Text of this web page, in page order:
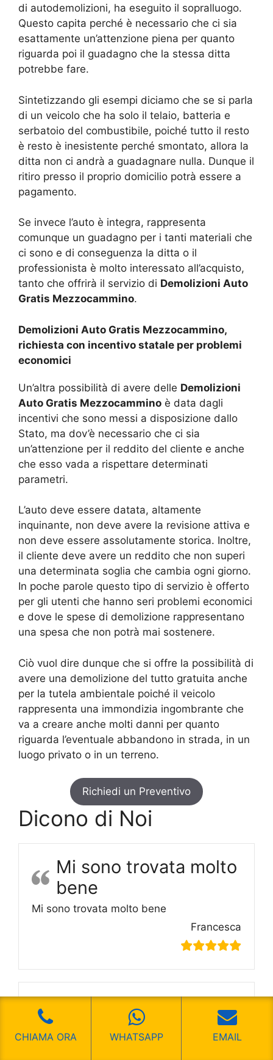
di autodemolizioni, ha eseguito il sopralluogo.
Questo capita perché è necessario che ci sia
esattamente un’attenzione piena per quanto
riguarda poi il guadagno che la stessa ditta
potrebbe fare.
Sintetizzando gli esempi diciamo che se si parla
di un veicolo che ha solo il telaio, batteria e
serbatoio del combustibile, poiché tutto il resto
è resto è inesistente perché smontato, allora la
ditta non ci andrà a guadagnare nulla. Dunque il
ritiro presso il proprio domicilio potrà essere a
pagamento.
Se invece l’auto è integra, rappresenta
comunque un guadagno per i tanti materiali che
ci sono e di conseguenza la ditta o il
professionista è molto interessato all’acquisto,
tanto che offrirà il servizio di Demolizioni Auto
Gratis Mezzocammino.
Demolizioni Auto Gratis Mezzocammino,
richiesta con incentivo statale per problemi
economici
Un’altra possibilità di avere delle Demolizioni
Auto Gratis Mezzocammino è data dagli
incentivi che sono messi a disposizione dallo
Stato, ma dov’è necessario che ci sia
un’attenzione per il reddito del cliente e anche
che esso vada a rispettare determinati
parametri.
L’auto deve essere datata, altamente
inquinante, non deve avere la revisione attiva e
non deve essere assolutamente storica. Inoltre,
il cliente deve avere un reddito che non superi
una determinata soglia che cambia ogni giorno.
In poche parole questo tipo di servizio è offerto
per gli utenti che hanno seri problemi economici
e dove le spese di demolizione rappresentano
una spesa che non potrà mai sostenere.
Ciò vuol dire dunque che si offre la possibilità di
avere una demolizione del tutto gratuita anche
per la tutela ambientale poiché il veicolo
rappresenta una immondizia ingombrante che
va a creare anche molti danni per quanto
riguarda l’eventuale abbandono in strada, in un
luogo privato o in un terreno.
Richiedi un Preventivo
Dicono di Noi
Mi sono trovata molto
bene
Mi sono trovata molto bene
Francesca
Un ottimo servizio
Un ottimo servizio
CHIAMA ORA WHATSAPP EMAIL